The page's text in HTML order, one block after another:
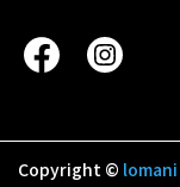
Copyright © lomani